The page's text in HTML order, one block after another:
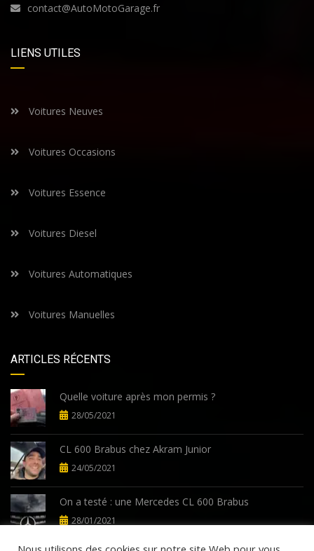
contact@AutoMotoGarage.fr
LIENS UTILES
Voitures Neuves
Voitures Occasions
Voitures Essence
Voitures Diesel
Voitures Automatiques
Voitures Manuelles
ARTICLES RÉCENTS
Quelle voiture après mon permis ?
28/05/2021
CL 600 Brabus chez Akram Junior
24/05/2021
On a testé : une Mercedes CL 600 Brabus
28/01/2021